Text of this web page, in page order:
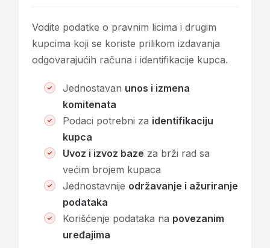
Vodite podatke o pravnim licima i drugim
kupcima koji se koriste prilikom izdavanja
odgovarajućih računa i identifikacije kupca.
Jednostavan unos i izmena
komitenata
Podaci potrebni za identifikaciju
kupca
Uvoz i izvoz baze za brži rad sa
većim brojem kupaca
Jednostavnije održavanje i ažuriranje
podataka
Korišćenje podataka na povezanim
uređajima